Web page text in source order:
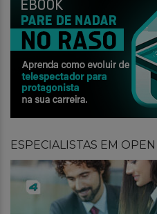
ESPECIALISTAS EM